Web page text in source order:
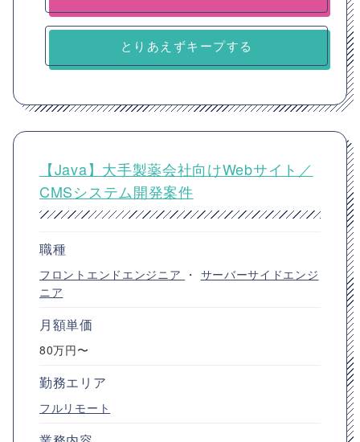
とりあえずキープする
【Java】大手製薬会社向けWebサイト／
CMSシステム開発案件
職種
フロントエンドエンジニア ・ サーバーサイドエンジ
ニア
月額単価
80万円〜
勤務エリア
フルリモート